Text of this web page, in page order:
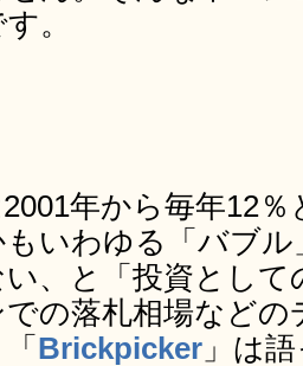
。
年から毎年12
いわゆる「バブ
、と「投資とし
での落札相場など
Brickpicker 」は